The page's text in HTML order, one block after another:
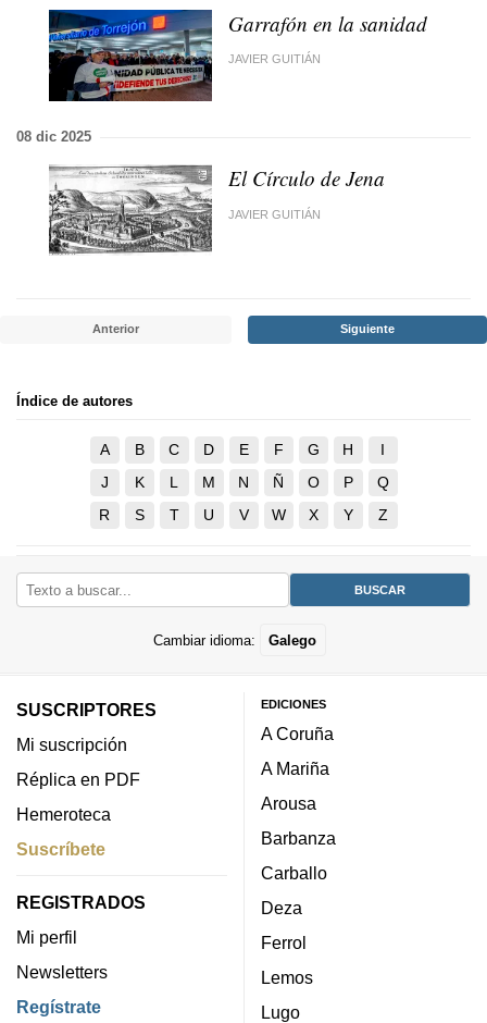
Garrafón en la sanidad
JAVIER GUITIÁN
08 dic 2025
El Círculo de Jena
JAVIER GUITIÁN
Anterior Siguiente
Índice de autores
A B C D E F G H
I
J
K L M N Ñ O P
Q
R
S T U V W X Y Z
Cambiar idioma: Galego
SUSCRIPTORES
Mi suscripción
Réplica en PDF
Hemeroteca
Suscríbete
REGISTRADOS
Mi perfil
Newsletters
Regístrate
EDICIONES
A Coruña
A Mariña
Arousa
Barbanza
Carballo
Deza
Ferrol
Lemos
Lugo